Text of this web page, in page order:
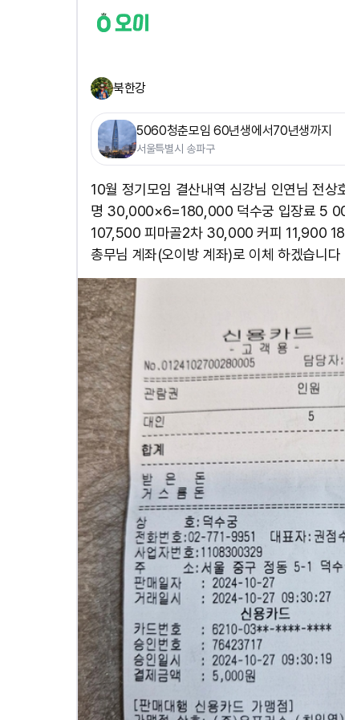
북한강
5060청춘모임 60년생에서70년생까지
서울특별시 송파구
10월 정기모임 결산내역 심강님 인연님 전
명 30,000×6=180,000 덕수궁 입장료 5
107,500 피마골2차 30,000 커피 11,900
총무님 계좌(오이방 계좌)로 이체 하겠습니다